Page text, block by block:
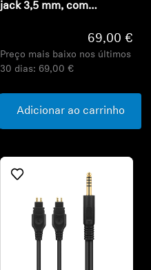
jack 3,5 mm, com
69,00 €
Preço mais baixo nos últimos
30 dias: 69,00 €
Adicionar ao carrinho